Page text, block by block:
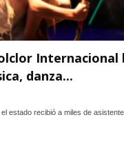
Internacional
danza...
estado recibió a miles de